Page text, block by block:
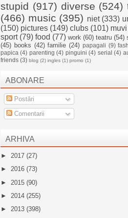
stupid (917) diverse (524)
(466) music (395) niet (333)
(150) pictures (149) clubs (101) muvi
sport (79) food (77) work (60) teatru (54)
(45) books (42) familie (24) papagali (9)
papica (4) parenting (4) pinguini (4) serial (4)
friends (3) blog (2) ingles (1) promo (1)
ABONARE
Postări
Comentarii
ARHIVA
► 2017 (27)
► 2016 (73)
► 2015 (90)
► 2014 (255)
► 2013 (398)